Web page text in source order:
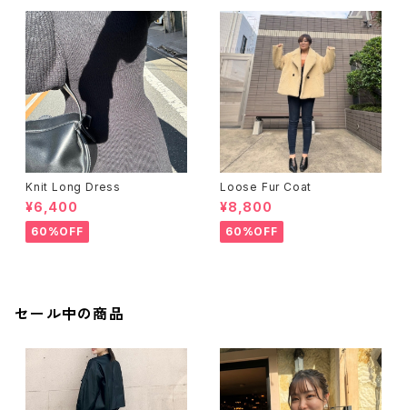
Knit Long Dress
¥6,400
60%OFF
Loose Fur Coat
¥8,800
60%OFF
セール中の商品